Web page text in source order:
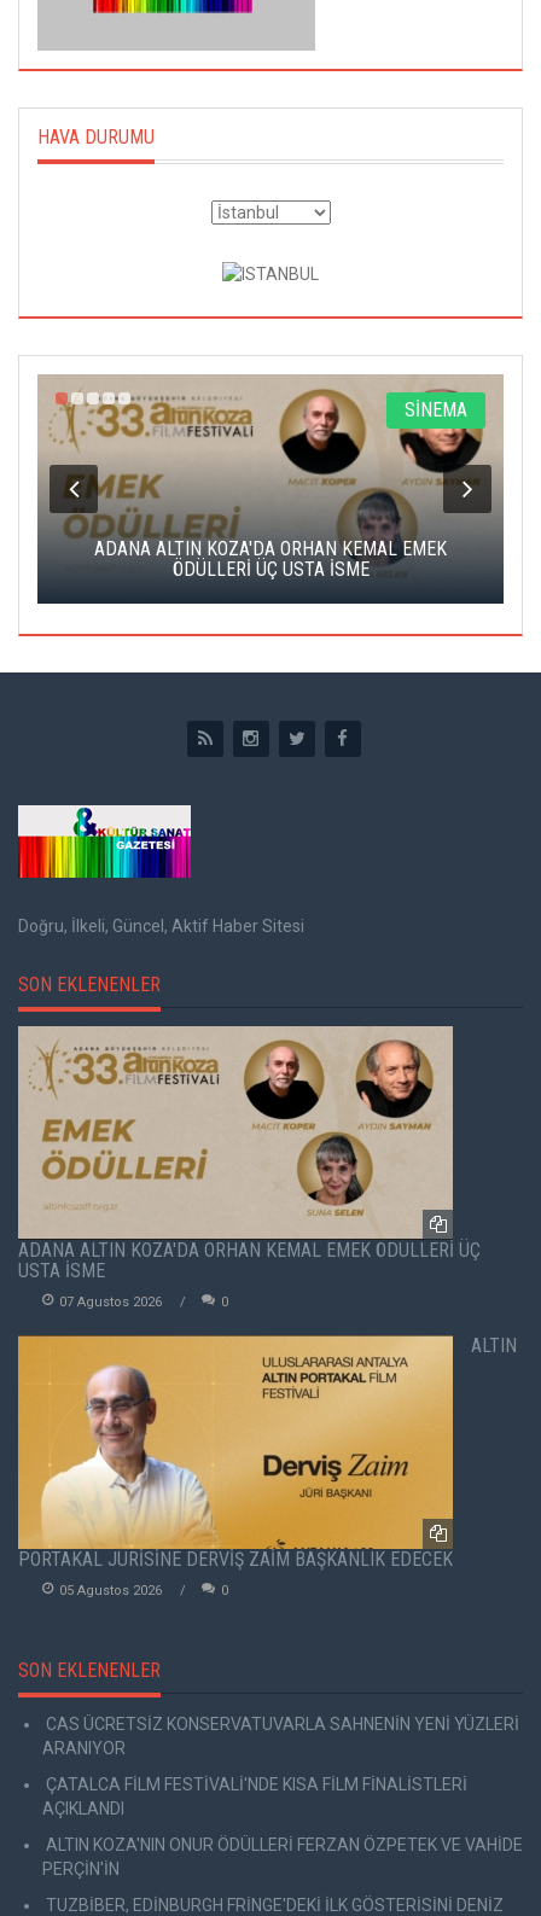
HAVA DURUMU
SİNEMA
ADANA ALTIN KOZA'DA ORHAN KEMAL EMEK
ÖDÜLLERİ ÜÇ USTA İSME
Doğru, İlkeli, Güncel, Aktif Haber Sitesi
SON EKLENENLER
ADANA ALTIN KOZA'DA ORHAN KEMAL EMEK ÖDÜLLERİ ÜÇ
USTA İSME
07 Agustos 2026 0
ALTIN
PORTAKAL JÜRİSİNE DERVİŞ ZAİM BAŞKANLIK EDECEK
05 Agustos 2026 0
SON EKLENENLER
CAS ÜCRETSİZ KONSERVATUVARLA SAHNENİN YENİ YÜZLERİ
ARANIYOR
ÇATALCA FİLM FESTİVALİ'NDE KISA FİLM FİNALİSTLERİ
AÇIKLANDI
ALTIN KOZA'NIN ONUR ÖDÜLLERİ FERZAN ÖZPETEK VE VAHİDE
PERÇİN'İN
TUZBİBER, EDİNBURGH FRİNGE'DEKİ İLK GÖSTERİSİNİ DENİZ